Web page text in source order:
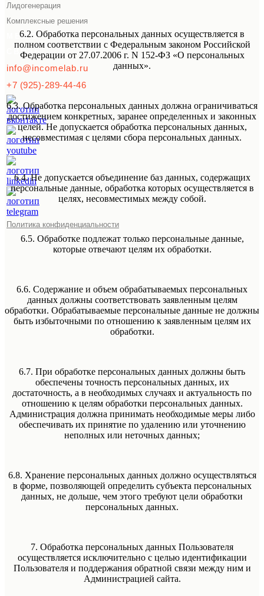
Лидогенерация
Комплексные решения
МЕНЮ
СВЯЗЬ
info@incomelab.ru
+7 (925)-289-44-46
Политика конфиденциальности
6.2. Обработка персональных данных осуществляется в
полном соответствии с Федеральным законом Российской
Федерации от 27.07.2006 г. N 152-ФЗ «О персональных
данных».
6.3. Обработка персональных данных должна ограничиваться
достижением конкретных, заранее определенных и законных
целей. Не допускается обработка персональных данных,
несовместимая с целями сбора персональных данных.
6.4. Не допускается объединение баз данных, содержащих
персональные данные, обработка которых осуществляется в
целях, несовместимых между собой.
6.5. Обработке подлежат только персональные данные,
которые отвечают целям их обработки.
6.6. Содержание и объем обрабатываемых персональных
данных должны соответствовать заявленным целям
обработки. Обрабатываемые персональные данные не должны
быть избыточными по отношению к заявленным целям их
обработки.
6.7. При обработке персональных данных должны быть
обеспечены точность персональных данных, их
достаточность, а в необходимых случаях и актуальность по
отношению к целям обработки персональных данных.
Администрация должна принимать необходимые меры либо
обеспечивать их принятие по удалению или уточнению
неполных или неточных данных;
6.8. Хранение персональных данных должно осуществляться
в форме, позволяющей определить субъекта персональных
данных, не дольше, чем этого требуют цели обработки
персональных данных.
7. Обработка персональных данных Пользователя
осуществляется исключительно с целью идентификации
Пользователя и поддержания обратной связи между ним и
Администрацией сайта.